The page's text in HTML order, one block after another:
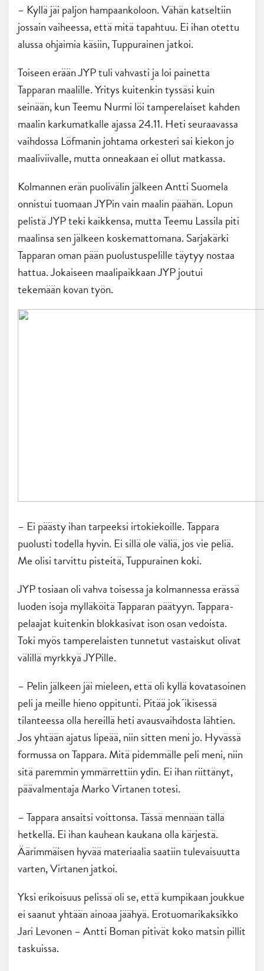
– Kyllä jäi paljon hampaankoloon. Vähän katseltiin
jossain vaiheessa, että mitä tapahtuu. Ei ihan otettu
alussa ohjaimia käsiin, Tuppurainen jatkoi.
Toiseen erään JYP tuli vahvasti ja loi painetta
Tapparan maalille. Yritys kuitenkin tyssäsi kuin
seinään, kun Teemu Nurmi löi tamperelaiset kahden
maalin karkumatkalle ajassa 24.11. Heti seuraavassa
vaihdossa Löfmanin johtama orkesteri sai kiekon jo
maaliviivalle, mutta onneakaan ei ollut matkassa.
Kolmannen erän puolivälin jälkeen Antti Suomela
onnistui tuomaan JYPin vain maalin päähän. Lopun
pelistä JYP teki kaikkensa, mutta Teemu Lassila piti
maalinsa sen jälkeen koskemattomana. Sarjakärki
Tapparan oman pään puolustuspelille täytyy nostaa
hattua. Jokaiseen maalipaikkaan JYP joutui
tekemään kovan työn.
– Ei päästy ihan tarpeeksi irtokiekoille. Tappara
puolusti todella hyvin. Ei sillä ole väliä, jos vie peliä.
Me olisi tarvittu pisteitä, Tuppurainen koki.
JYP tosiaan oli vahva toisessa ja kolmannessa erässä
luoden isoja mylläköitä Tapparan päätyyn. Tappara-
pelaajat kuitenkin blokkasivat ison osan vedoista.
Toki myös tamperelaisten tunnetut vastaiskut olivat
välillä myrkkyä JYPille.
– Pelin jälkeen jäi mieleen, että oli kyllä kovatasoinen
peli ja meille hieno oppitunti. Pitää jok´ikisessä
tilanteessa olla hereillä heti avausvaihdosta lähtien.
Jos yhtään ajatus lipeää, niin sitten meni jo. Hyvässä
formussa on Tappara. Mitä pidemmälle peli meni, niin
sitä paremmin ymmärrettiin ydin. Ei ihan riittänyt,
päävalmentaja Marko Virtanen totesi.
– Tappara ansaitsi voittonsa. Tässä mennään tällä
hetkellä. Ei ihan kauhean kaukana olla kärjestä.
Äärimmäisen hyvää materiaalia saatiin tulevaisuutta
varten, Virtanen jatkoi.
Yksi erikoisuus pelissä oli se, että kumpikaan joukkue
ei saanut yhtään ainoaa jäähyä. Erotuomarikaksikko
Jari Levonen – Antti Boman pitivät koko matsin pillit
taskuissa.